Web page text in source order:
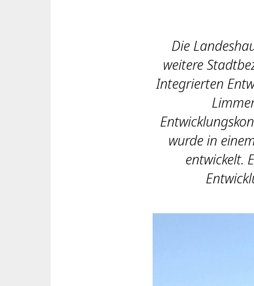
Die
weitere
Integrierten
wurde in
entwickelt.